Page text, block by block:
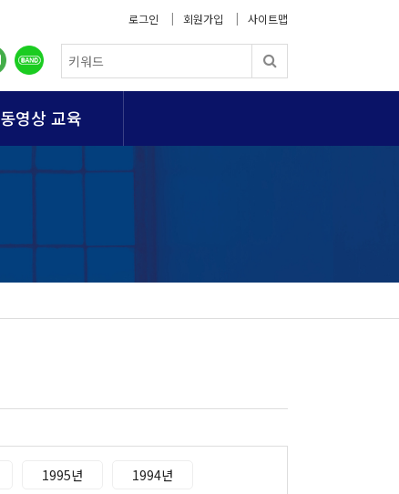
로그인 회원가입 사이트맵
동영상 교육
1995년 1994년